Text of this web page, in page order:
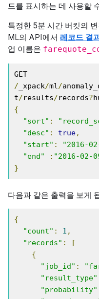
드를 표시하는 데 사용할
특정한 5분 시간 버킷의
ML의 API에서 레코드 결
업 이름은
/ _xpack/ml/
t/results/records?
{
"sort" :
"desc" : true,
"start" : "2016-
"end"
: "2016-02-
}
다음과 같은 출력을 보게
{
"count" : 1 ,
"records" :
[
{
"job_id" :
"result_type"
"probability"